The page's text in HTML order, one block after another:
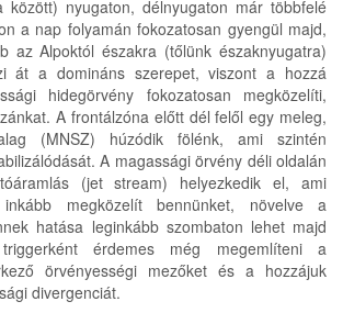
között) nyugaton, délnyugaton már többfelé
a nap folyamán fokozatosan gyengül majd,
az Alpoktól északra (tőlünk északnyugatra)
át a domináns szerepet, viszont a hozzá
hidegörvény fokozatosan megközelíti,
A frontálzóna előtt dél felől egy meleg,
(MNSZ) húzódik fölénk, ami szintén
A magassági örvény déli oldalán
(jet stream) helyezkedik el, ami
megközelít bennünket, növelve a
hatása leginkább szombaton lehet majd
érdemes még megemlíteni a
örvényességi mezőket és a hozzájuk
divergenciát.